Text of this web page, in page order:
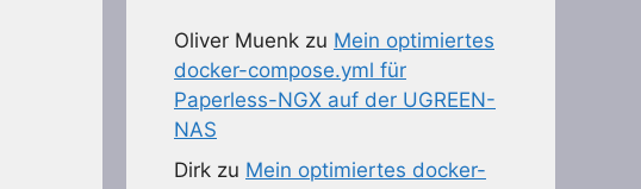
Oliver Muenk zu Mein optimiertes
docker-compose.yml für
Paperless-NGX auf der UGREEN-
NAS
Dirk zu Mein optimiertes docker-